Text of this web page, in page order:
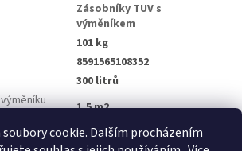
cookie. Dalším procházením
Zásobníky TUV s
výměníkem
101 kg
8591565108352
300 litrů
1,5 m2